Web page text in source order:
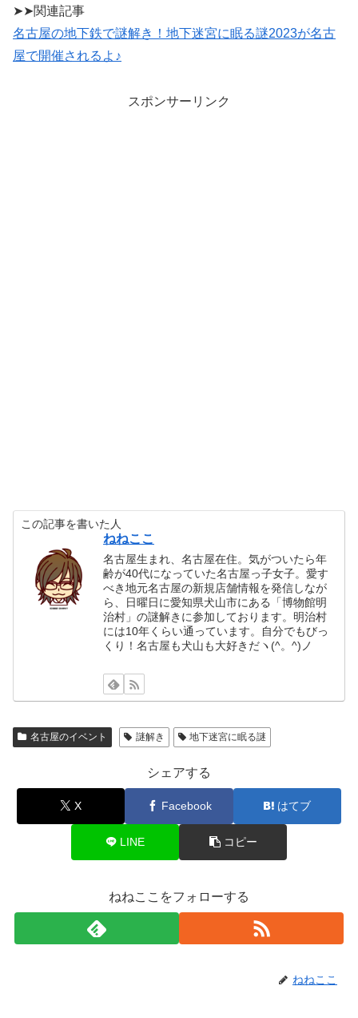
➤➤関連記事
名古屋の地下鉄で謎解き！地下迷宮に眠る謎2023が名古
屋で開催されるよ♪
スポンサーリンク
この記事を書いた人
ねねここ
名古屋生まれ、名古屋在住。気がついたら年
齢が40代になっていた名古屋っ子女子。愛す
べき地元名古屋の新規店舗情報を発信しなが
ら、日曜日に愛知県犬山市にある「博物館明
治村」の謎解きに参加しております。明治村
には10年くらい通っています。自分でもびっ
くり！名古屋も犬山も大好きだヽ(^。^)ノ
名古屋のイベント 謎解き 地下迷宮に眠る謎
シェアする
X Facebook はてブ
LINE コピー
ねねここをフォローする
ねねここ